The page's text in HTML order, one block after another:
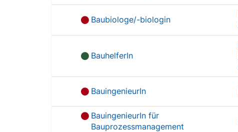
Baubiologe/-biologin
BauhelferIn
BauingenieurIn
BauingenieurIn für
Bauprozessmanagement